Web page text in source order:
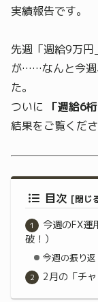
実績報告です。
先週「週給9万
が……なんと今週
た。
ついに
「週給6
結果をご覧くださ
目次
今週のFX
破！）
今週の振り
2月の「チ